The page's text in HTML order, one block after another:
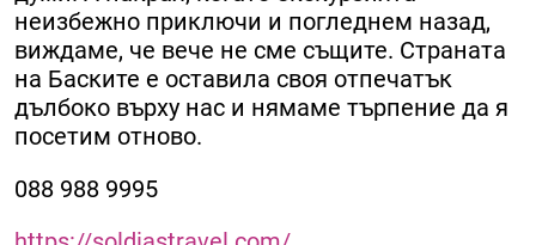
неизбежно приключи и погледнем назад,
виждаме, че вече не сме същите. Страната
на Баските е оставила своя отпечатък
дълбоко върху нас и нямаме търпение да я
посетим отново.
088 988 9995